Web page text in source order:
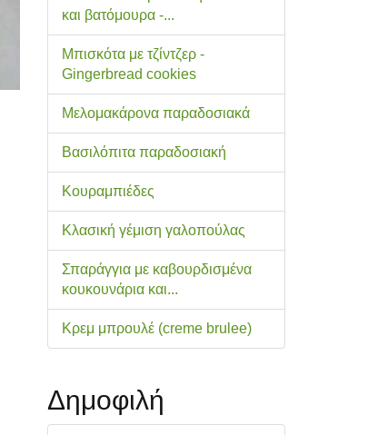
και βατόμουρα -...
Μπισκότα με τζίντζερ -
Gingerbread cookies
Μελομακάρονα παραδοσιακά
Βασιλόπιτα παραδοσιακή
Κουραμπιέδες
Κλασική γέμιση γαλοπούλας
Σπαράγγια με καβουρδισμένα
κουκουνάρια και...
Κρεμ μπρουλέ (creme brulee)
Δημοφιλή